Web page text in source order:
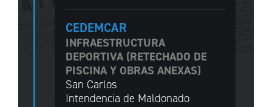
CEDEMCAR
INFRAESTRUCTURA
DEPORTIVA (RETECHADO DE
PISCINA Y OBRAS ANEXAS)
San Carlos
Intendencia de Maldonado